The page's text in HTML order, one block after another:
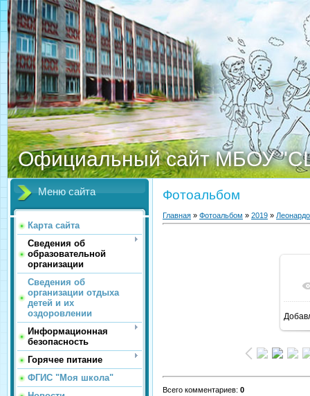
Официальный сайт МБОУ
Меню сайта
Карта сайта
Сведения об
образовательной
организации
Сведения об
организации отдыха
детей и их
оздоровлении
Информационная
безопасность
Горячее питание
ФГИС "Моя школа"
Фотоальбом
Главная » Фотоальбом » 2019 » Леонардо
Всего комментариев: 0